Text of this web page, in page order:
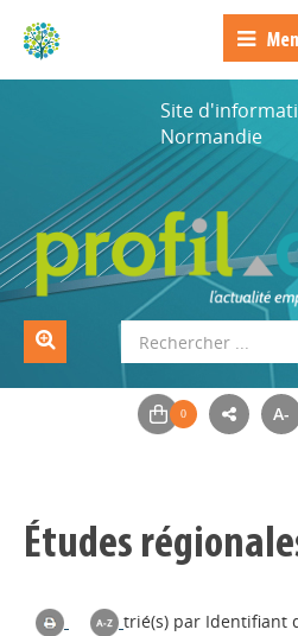
Site
Normandie
A-
Études
trié(s) par Identifiant